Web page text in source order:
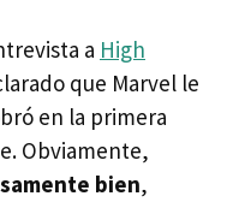
a High
que Marvel le
en la primera
Obviamente,
bien,